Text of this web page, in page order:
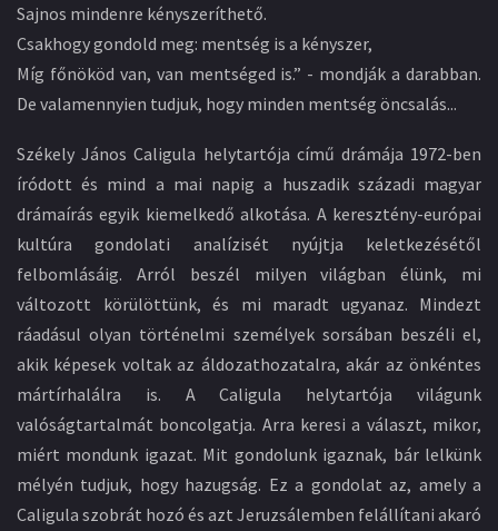
Sajnos mindenre kényszeríthető.
Csakhogy gondold meg: mentség is a kényszer,
Míg főnököd van, van mentséged is.” - mondják a darabban.
De valamennyien tudjuk, hogy minden mentség öncsalás...
Székely János Caligula helytartója című drámája 1972-ben
íródott és mind a mai napig a huszadik századi magyar
drámaírás egyik kiemelkedő alkotása. A keresztény-európai
kultúra gondolati analízisét nyújtja keletkezésétől
felbomlásáig. Arról beszél milyen világban élünk, mi
változott körülöttünk, és mi maradt ugyanaz. Mindezt
ráadásul olyan történelmi személyek sorsában beszéli el,
akik képesek voltak az áldozathozatalra, akár az önkéntes
mártírhalálra is. A Caligula helytartója világunk
valóságtartalmát boncolgatja. Arra keresi a választ, mikor,
miért mondunk igazat. Mit gondolunk igaznak, bár lelkünk
mélyén tudjuk, hogy hazugság. Ez a gondolat az, amely a
Caligula szobrát hozó és azt Jeruzsálemben felállítani akaró